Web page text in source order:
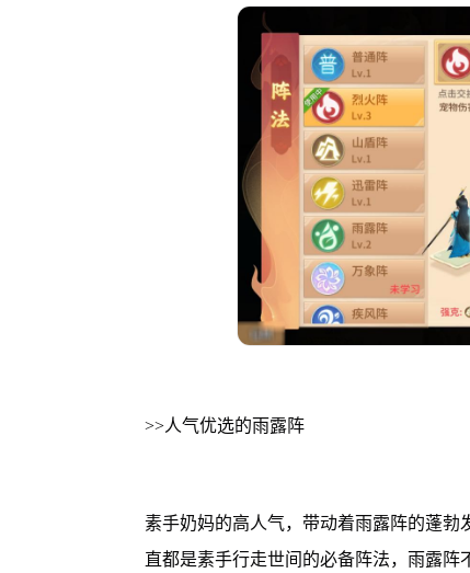
>>人气优选的雨露阵
素手奶妈的高人气，带动着雨露阵的蓬
直都是素手行走世间的必备阵法，雨露